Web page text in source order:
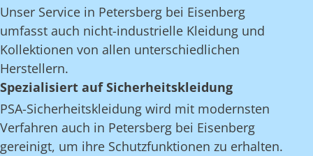
Unser Service in Petersberg bei Eisenberg
umfasst auch nicht-industrielle Kleidung und
Kollektionen von allen unterschiedlichen
Herstellern.
Spezialisiert auf Sicherheitskleidung
PSA-Sicherheitskleidung wird mit modernsten
Verfahren auch in Petersberg bei Eisenberg
gereinigt, um ihre Schutzfunktionen zu erhalten.